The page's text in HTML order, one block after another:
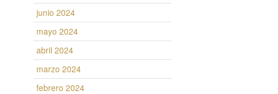
junio 2024
mayo 2024
abril 2024
marzo 2024
febrero 2024